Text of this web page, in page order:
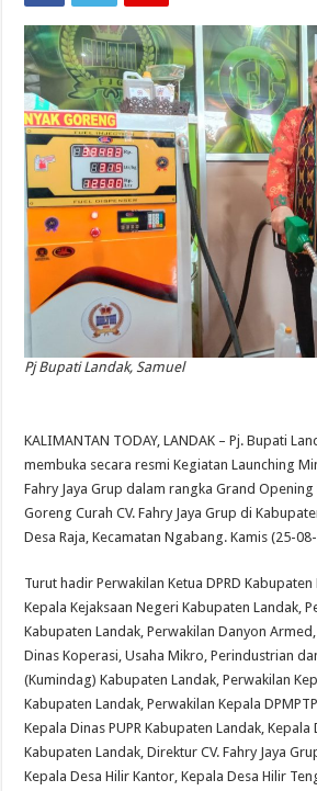
Pj Bupati Landak, Samuel
KALIMANTAN TODAY, LANDAK – Pj. Bupati
membuka secara resmi Kegiatan Launching
Fahry Jaya Grup dalam rangka Grand
Goreng Curah CV. Fahry Jaya Grup di
Desa Raja, Kecamatan Ngabang. Kamis (25-
Turut hadir Perwakilan Ketua DPRD
Kepala Kejaksaan Negeri Kabupaten Landak,
Kabupaten Landak, Perwakilan Danyon
Dinas Koperasi, Usaha Mikro, Perindustrian
(Kumindag) Kabupaten Landak, Perwakilan
Kabupaten Landak, Perwakilan Kepala
Kepala Dinas PUPR Kabupaten Landak,
Kabupaten Landak, Direktur CV. Fahry Jaya
Kepala Desa Hilir Kantor, Kepala Desa Hilir